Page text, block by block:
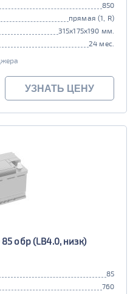
850
прямая (1, R)
315x175x190 мм.
24 мес.
УЗНАТЬ ЦЕНУ
85 обр (LB4.0, низк)
85
760